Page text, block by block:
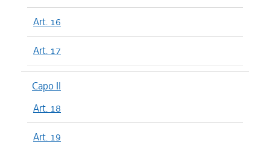
Art. 16
Art. 17
Capo II
Art. 18
Art. 19